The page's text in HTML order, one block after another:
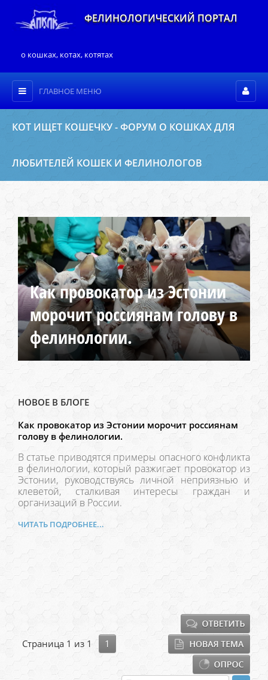
ФЕЛИНОЛОГИЧЕСКИЙ ПОРТАЛ
о кошках, котах, котятах
ГЛАВНОЕ МЕНЮ
КОТ ИЩЕТ КОШЕЧКУ - ФОРУМ О КОШКАХ ДЛЯ
ЛЮБИТЕЛЕЙ КОШЕК И ФЕЛИНОЛОГОВ
Как провокатор из Эстонии
морочит россиянам голову в
фелинологии.
НОВОЕ В БЛОГЕ
Как провокатор из Эстонии морочит россиянам
голову в фелинологии.
В статье приводятся примеры опасного конфликта
в фелинологии, который разжигает провокатор из
Эстонии, руководствуясь личной неприязнью и
клеветой, сталкивая интересы граждан и
организаций в России.
ЧИТАТЬ ПОДРОБНЕЕ...
Страница 1 из1 1